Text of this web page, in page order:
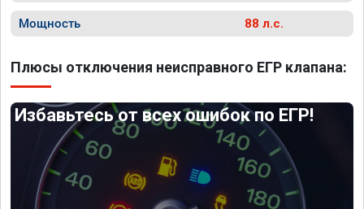
Мощность 88 л.с.
Плюсы отключения неисправного ЕГР клапана:
Избавьтесь от всех ошибок по ЕГР!